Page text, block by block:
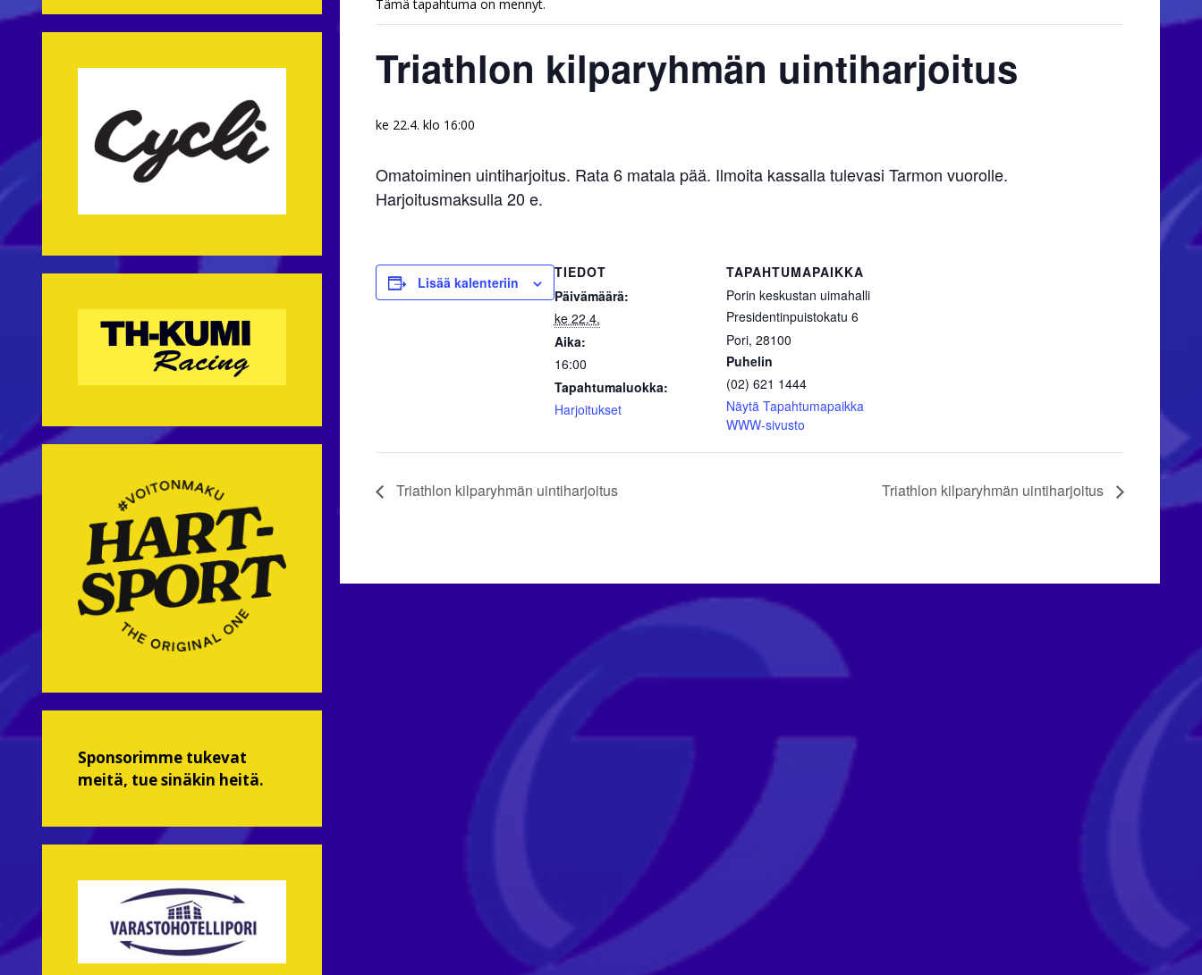
Tämä tapahtuma on mennyt.
Triathlon kilparyhmän uintiharjoitus
ke 22.4. klo 16:00
Omatoiminen uintiharjoitus. Rata 6 matala pää. Ilmoita kassalla tulevasi Tarmon vuorolle.
Harjoitusmaksulla 20 e.
Lisää kalenteriin
TIEDOT
Päivämäärä:
ke 22.4.
Aika:
16:00
Tapahtumaluokka:
Harjoitukset
TAPAHTUMAPAIKKA
Porin keskustan uimahalli
Presidentinpuistokatu 6
Pori, 28100
Puhelin
(02) 621 1444
Näytä Tapahtumapaikka
WWW-sivusto
Triathlon kilparyhmän uintiharjoitus Triathlon kilparyhmän uintiharjoitus
Sponsorimme tukevat
meitä, tue sinäkin heitä.